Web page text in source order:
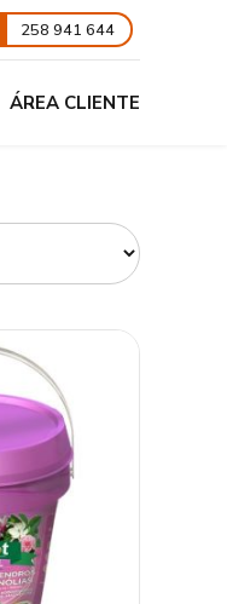
258 941 644
ÁREA CLIENTE